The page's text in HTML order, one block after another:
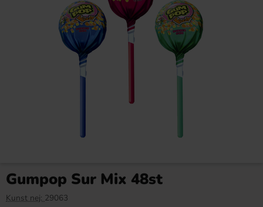
Gumpop Sur Mix 48st
Kunst nej: 29063